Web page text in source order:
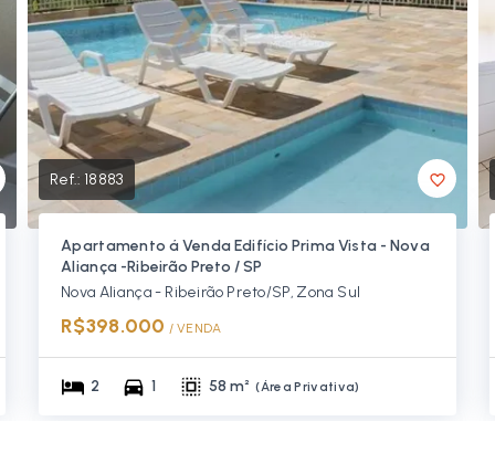
Ref.: 18883
Apartamento á Venda Edifício Prima Vista - Nova
Aliança -Ribeirão Preto / SP
Nova Aliança - Ribeirão Preto/SP, Zona Sul
R$398.000 / VENDA
2 1 58 m² (Área Privativa)